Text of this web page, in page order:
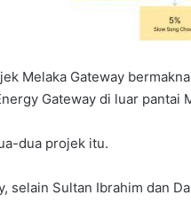
Melaka Gateway
Gateway di luar pantai
dua projek itu.
selain Sultan Ibrahim dan